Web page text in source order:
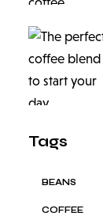
Tags
BEANS
COFFEE